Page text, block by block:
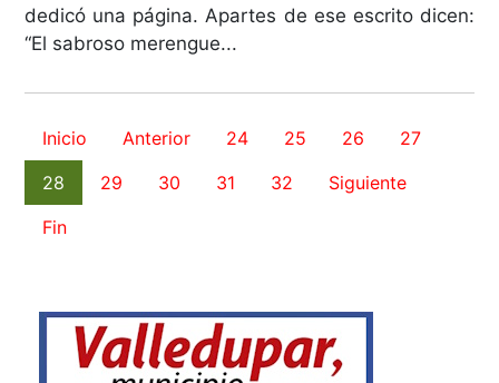
dedicó una página. Apartes de ese escrito dicen:
“El sabroso merengue...
Inicio Anterior 24 25 26
27
28
29 30 31 32
Siguiente
Fin